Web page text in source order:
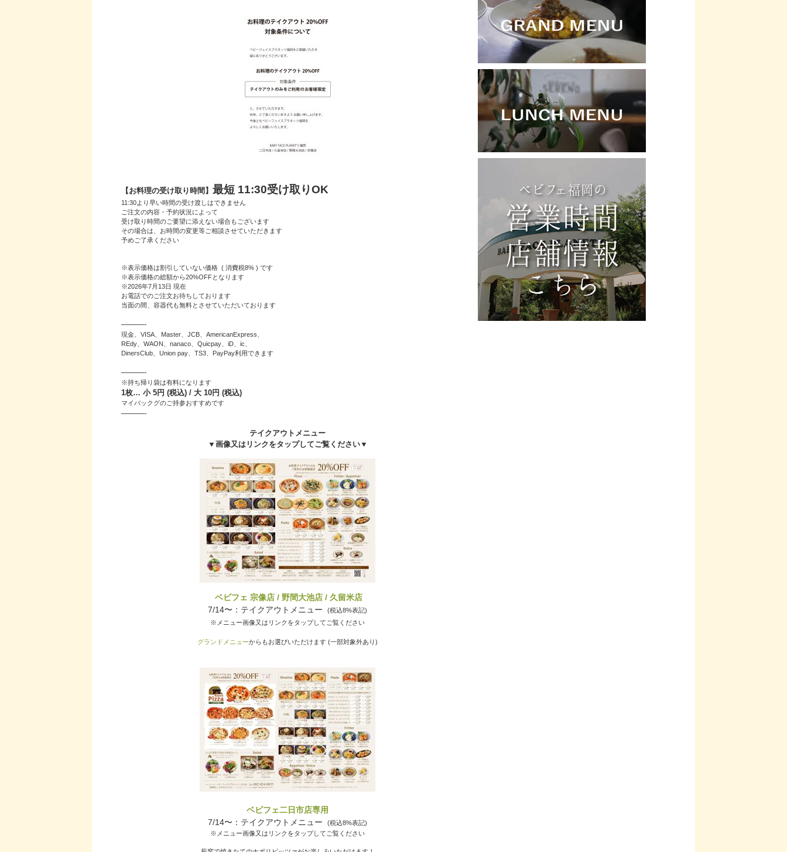
【お料理の受け取り時間】 最短 11:30受け取りOK
11:30より早い時間の受け渡しはできません
ご注文の内容・予約状況によって
受け取り時間のご要望に添えない場合もございます
その場合は、お時間の変更等ご相談させていただきます
予めご了承ください
※表示価格は割引していない価格 ( 消費税8% ) です
※表示価格の総額から20%OFFとなります
※2026年7月13日 現在
お電話でのご注文お待ちしております
当面の間、容器代も無料とさせていただいております
———-
現金、VISA、Master、JCB、AmericanExpress、
REdy、WAON、 nanaco、Quicpay、iD、ic、
DinersClub、Union pay、TS3、PayPay利用できます
———-
※持ち帰り袋は有料になります
1枚… 小 5円 (税込) / 大 10円 (税込)
マイバックグのご持参おすすめです
———-
テイクアウトメニュー
▼画像又はリンクをタップしてご覧ください▼
ベビフェ 宗像店 / 野間大池店 / 久留米店
7/14〜：テイクアウトメニュー
(税込8%表記)
※メニュー画像又はリンクをタップしてご覧ください
グランドメニューからもお選びいただけます (一部対象外あり)
ベビフェ二日市店専用
7/14〜：テイクアウトメニュー
(税込8%表記)
※メニュー画像又はリンクをタップしてご覧ください